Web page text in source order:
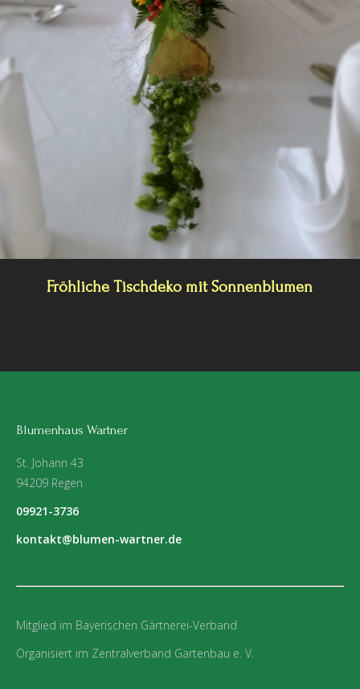
Fröhliche Tischdeko mit Sonnenblumen
Blumenhaus Wartner
St. Johann 43
94209 Regen
09921-3736
kontakt@blumen-wartner.de
Mitglied im Bayerischen Gärtnerei-Verband
Organisiert im Zentralverband Gartenbau e. V.